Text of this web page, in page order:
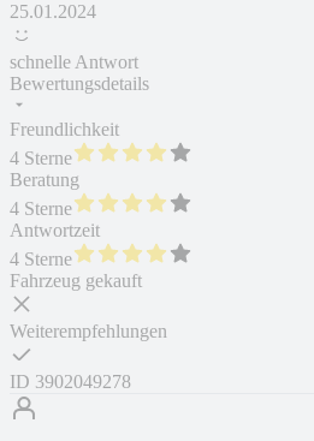
25.01.2024
schnelle Antwort
Bewertungsdetails
Freundlichkeit
4 Sterne
Beratung
4 Sterne
Antwortzeit
4 Sterne
Fahrzeug gekauft
Weiterempfehlungen
ID 3902049278